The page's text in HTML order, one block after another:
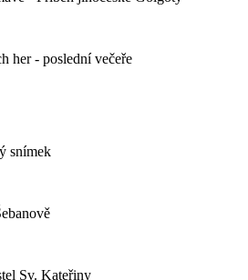
her - poslední večeře
snímek
Sv. Kateřiny